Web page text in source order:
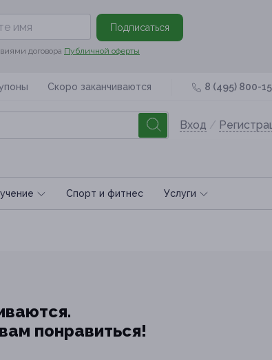
Подписаться
договора Публичной оферты
Скоро заканчиваются 8 (495) 800-
Вход /
Спoрт и фитнес Услуги
понравиться!